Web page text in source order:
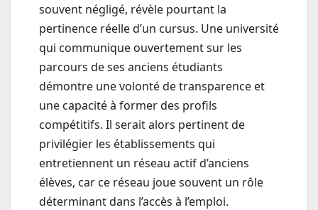
souvent négligé, révèle pourtant la
pertinence réelle d’un cursus. Une université
qui communique ouvertement sur les
parcours de ses anciens étudiants
démontre une volonté de transparence et
une capacité à former des profils
compétitifs. Il serait alors pertinent de
privilégier les établissements qui
entretiennent un réseau actif d’anciens
élèves, car ce réseau joue souvent un rôle
déterminant dans l’accès à l’emploi.